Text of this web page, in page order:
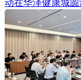
动在华泽健康城圆